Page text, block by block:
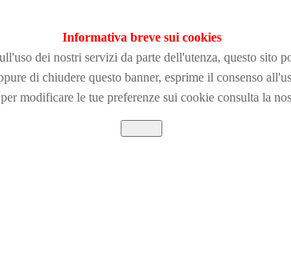
Informativa breve sui cookies
dei nostri servizi da parte dell'utenza, questo sito
di chiudere questo banner, esprime il consenso
modificare le tue preferenze sui cookie consulta la